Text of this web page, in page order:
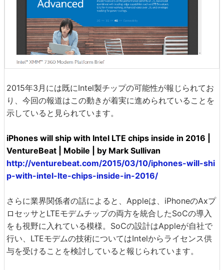
2015年3月には既にIntel製チップの可能性が報じられてお
り、今回の報道はこの動きが着実に進められていることを
示していると見られています。
iPhones will ship with Intel LTE chips inside in 2016 |
VentureBeat | Mobile | by Mark Sullivan
http://venturebeat.com/2015/03/10/iphones-will-shi
p-with-intel-lte-chips-inside-in-2016/
さらに業界関係者の話によると、Appleは、iPhoneのAxプ
ロセッサとLTEモデムチップの両方を統合したSoCの導入
をも視野に入れている模様。SoCの設計はAppleが自社で
行い、LTEモデムの技術についてはIntelからライセンス供
与を受けることを検討していると報じられています。